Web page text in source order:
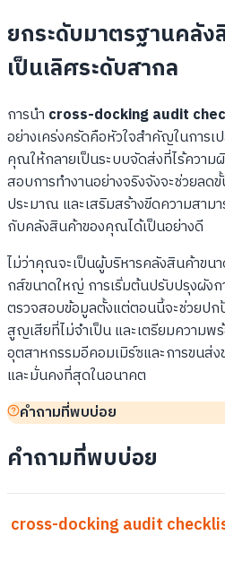
ยกระดับมาตรฐานคลัง
เป็นเลิศระดับสากล
การนำ cross-docking audit
อย่างเคร่งครัดคือหัวใจสำคัญในการ
คุณให้กลายเป็นระบบจัดส่งที่ไร้ควา
สอบการทำงานอย่างจริงจังจะช่วยล
ประมาณ และเสริมสร้างขีดความสาม
กับคลังสินค้าของคุณได้เป็นอย่างดี
ไม่ว่าคุณจะเป็นผู้บริหารคลังสินค้าขน
กส์ขนาดใหญ่ การเริ่มต้นปรับปรุงผังก
ตรวจสอบข้อมูลตั้งแต่ตอนนี้จะช่วยป
สูญเสียที่ไม่จำเป็น และเตรียมความพ
อุตสาหกรรมอีคอมเมิร์ซและการขนส่
และมั่นคงที่สุดในอนาคต
คำถามที่พบบ่อย
คำถามที่พบบ่อย
cross-docking audit